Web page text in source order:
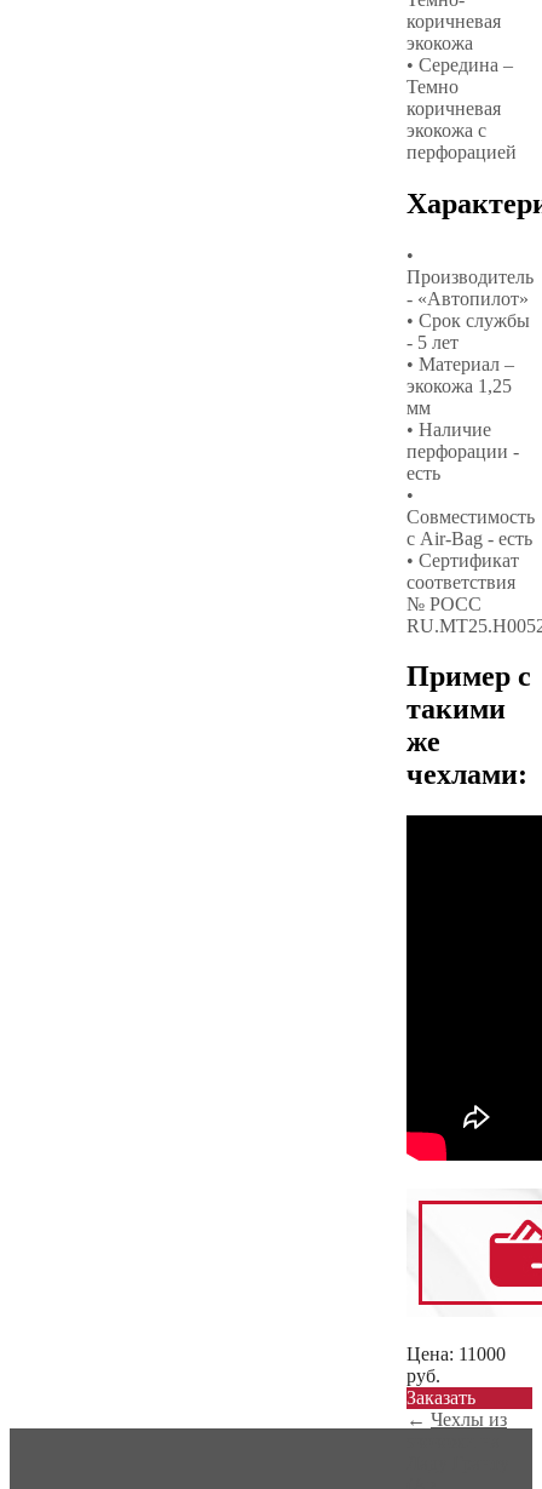
коричневая
экокожа
• Середина –
Темно
коричневая
экокожа с
перфорацией
•
Производитель
- «Автопилот»
• Срок службы
- 5 лет
• Материал –
экокожа 1,25
мм
• Наличие
перфорации -
есть
•
Совместимость
с Air-Bag - есть
• Сертификат
соответствия
№ РОСС
Пример с
такими
же
чехлами:
Цена: 11000
руб.
Заказать
← Чехлы из